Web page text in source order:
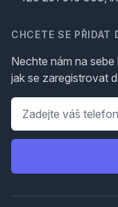
CHCETE SE PŘIDAT
Nechte nám na
jak se zaregistrovat
Telefon